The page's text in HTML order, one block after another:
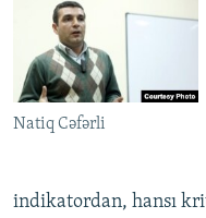
Natiq Cəfərli
indikatordan, hansı